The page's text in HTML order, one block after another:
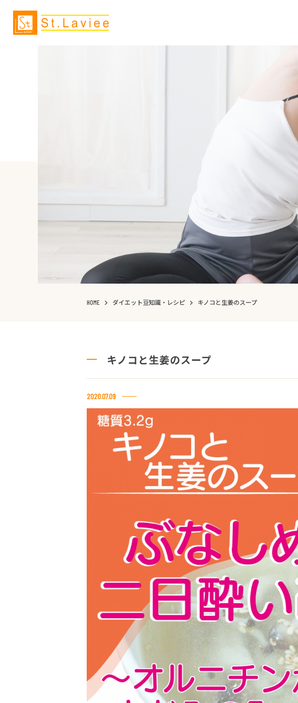
HOME ダイエット豆知識・レシピ キノコと生姜のスープ
キノコと生姜のスープ
2020.07.09